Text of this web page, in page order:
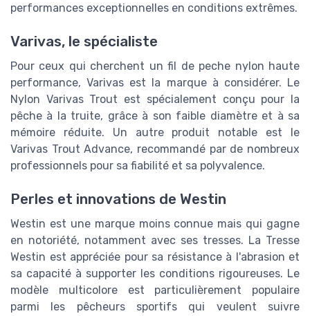
performances exceptionnelles en conditions extrêmes.
Varivas, le spécialiste
Pour ceux qui cherchent un fil de peche nylon haute
performance, Varivas est la marque à considérer. Le
Nylon Varivas Trout est spécialement conçu pour la
pêche à la truite, grâce à son faible diamètre et à sa
mémoire réduite. Un autre produit notable est le
Varivas Trout Advance, recommandé par de nombreux
professionnels pour sa fiabilité et sa polyvalence.
Perles et innovations de Westin
Westin est une marque moins connue mais qui gagne
en notoriété, notamment avec ses tresses. La Tresse
Westin est appréciée pour sa résistance à l'abrasion et
sa capacité à supporter les conditions rigoureuses. Le
modèle multicolore est particulièrement populaire
parmi les pêcheurs sportifs qui veulent suivre